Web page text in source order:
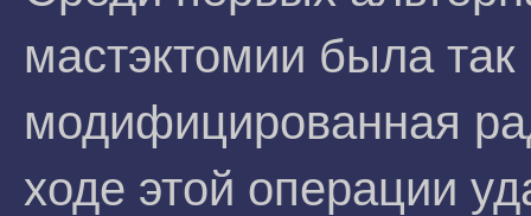
мастэктомии была
модифицированная
ходе этой операции